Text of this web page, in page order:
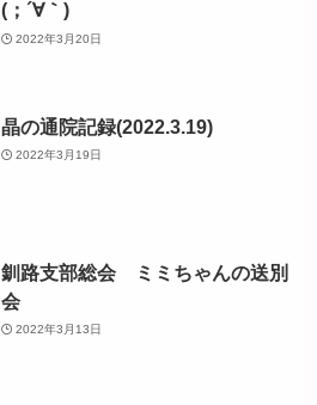
(；´∀｀)
2022年3月20日
晶の通院記録(2022.3.19)
2022年3月19日
釧路支部総会 ミミちゃんの送別
会
2022年3月13日